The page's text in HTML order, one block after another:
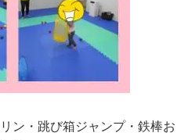
ン・跳び箱ジャンプ・鉄棒お